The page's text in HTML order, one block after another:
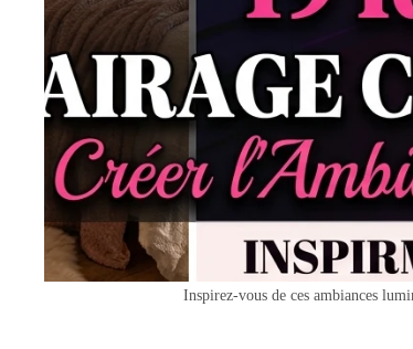
Inspirez-vous de ces ambiances